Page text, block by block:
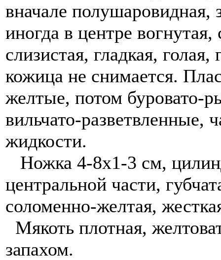
вначале полушаровидная,
иногда в центре
слизистая, гладкая,
кожица не снимается.
желтые, потом буровато-
вильчато-
жидкости.
Ножка 4-8х1-3 см,
центральной части,
соломенно-желтая,
Мякоть плотная,
запахом.